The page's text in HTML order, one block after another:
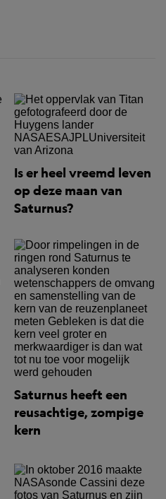
Is er heel vreemd leven
op deze maan van
Saturnus?
Saturnus heeft een
reusachtige, zompige
kern